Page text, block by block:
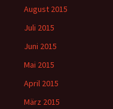
August 2015
Juli 2015
Juni 2015
Mai 2015
April 2015
März 2015